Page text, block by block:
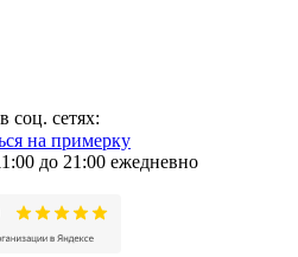
соц. сетях:
на примерку
до 21:00 ежедневно